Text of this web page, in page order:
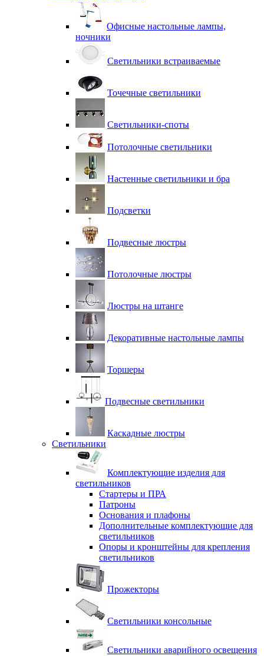
Офисные настольные лампы,
ночники
Светильники встраиваемые
Точечные светильники
Светильники-споты
Потолочные светильники
Настенные светильники и бра
Подсветки
Подвесные люстры
Потолочные люстры
Люстры на штанге
Декоративные настольные лампы
Торшеры
Подвесные светильники
Каскадные люстры
Светильники
Комплектующие изделия для
светильников
Стартеры и ПРА
Патроны
Основания и плафоны
Дополнительные комплектующие для
светильников
Опоры и кронштейны для крепления
светильников
Прожекторы
Светильники консольные
Светильники аварийного освещения